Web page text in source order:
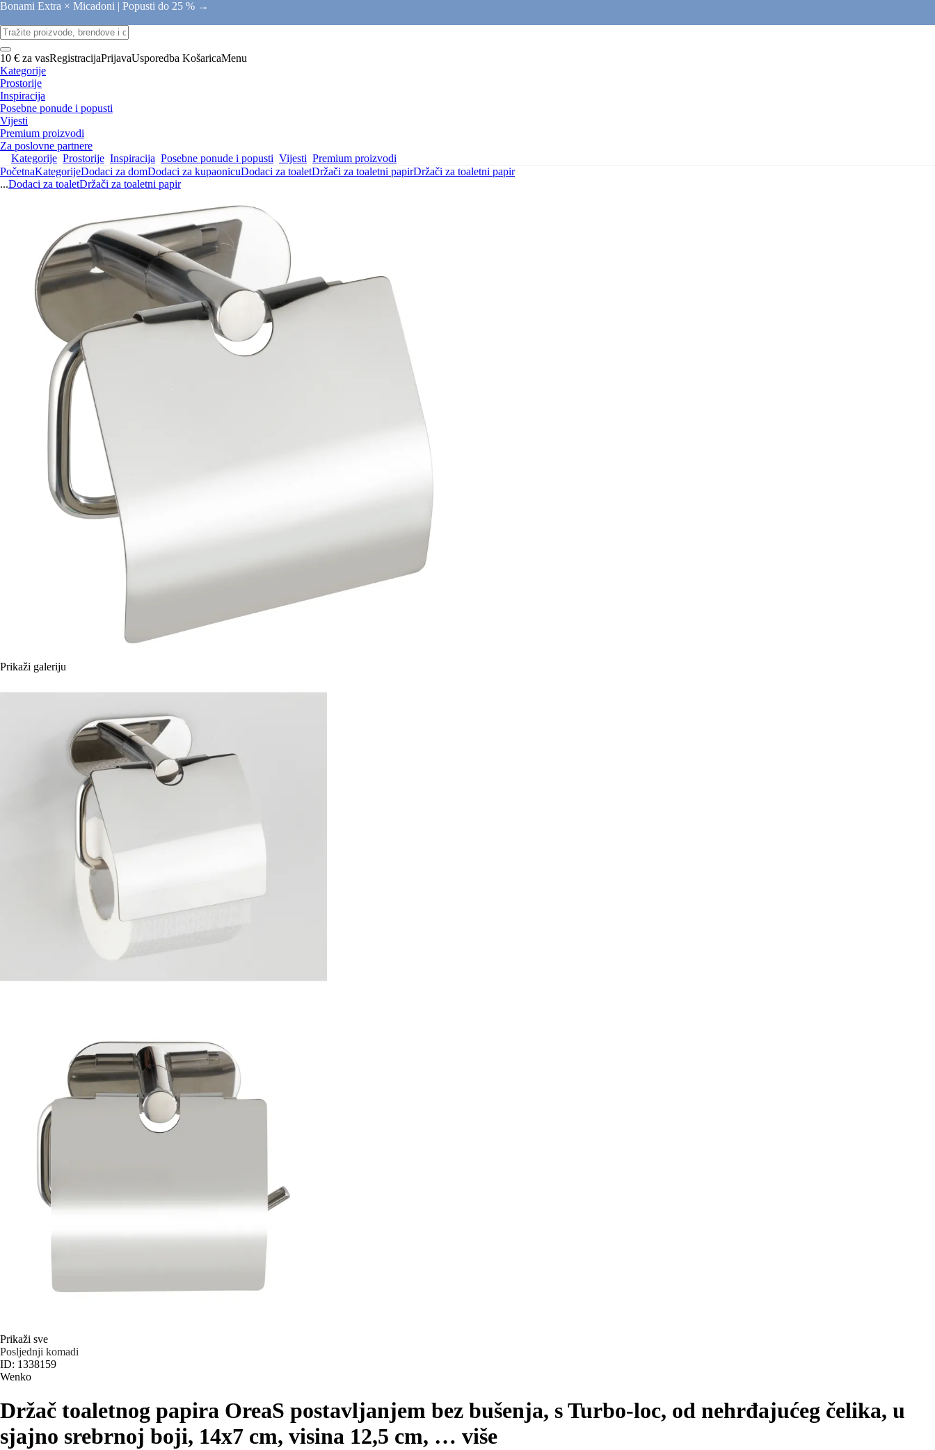
Bonami Extra × Micadoni | Popusti do 25 % →
10 € za vasRegistracijaPrijavaUsporedba KošaricaMenu
Kategorije
Prostorije
Inspiracija
Posebne ponude i popusti
Vijesti
Premium proizvodi
Za poslovne partnere
Kategorije Prostorije Inspiracija Posebne ponude i popusti Vijesti Premium proizvodi
PočetnaKategorijeDodaci za domDodaci za kupaonicuDodaci za toaletDržači za toaletni papirDržači za toaletni papir
...Dodaci za toaletDržači za toaletni papir
Prikaži galeriju
Prikaži sve
Posljednji komadi
ID: 1338159
Wenko
Držač toaletnog papira OreaS postavljanjem bez bušenja, s Turbo-loc, od nehrđajućeg čelika, u
sjajno srebrnoj boji, 14x7 cm, visina 12,5 cm, … više